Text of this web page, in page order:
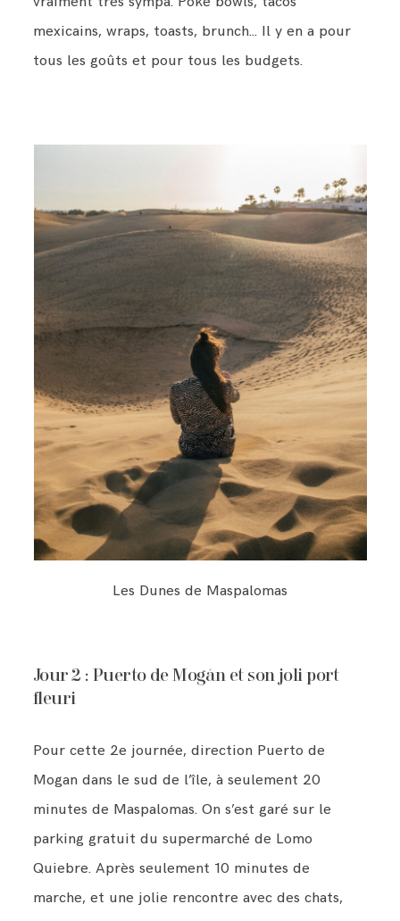
mexicains, wraps, toasts, brunch… Il y en a pour
tous les goûts et pour tous les budgets.
Les Dunes de Maspalomas
Jour 2 : Puerto de Mogán et son joli port
fleuri
Pour cette 2e journée, direction Puerto de
Mogan dans le sud de l’île, à seulement 20
minutes de Maspalomas. On s’est garé sur le
parking gratuit du supermarché de Lomo
Quiebre. Après seulement 10 minutes de
marche, et une jolie rencontre avec des chats,